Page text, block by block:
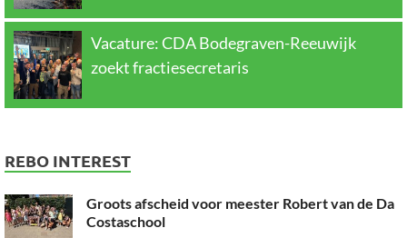
Vacature: CDA Bodegraven-Reeuwijk
zoekt fractiesecretaris
REBO INTEREST
Groots afscheid voor meester Robert van de Da
Costaschool